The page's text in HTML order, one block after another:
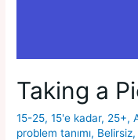
Taking a
15-25,15'e kadar, 25+,
problem tanımı, Belirsiz,